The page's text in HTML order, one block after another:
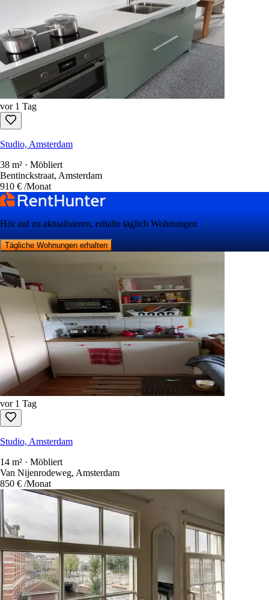
vor 1 Tag
Studio, Amsterdam
38 m² · Möbliert
Bentinckstraat, Amsterdam
910 € /Monat
Hör auf zu aktualisieren, erhalte täglich Wohnungen
Tägliche Wohnungen erhalten
vor 1 Tag
Studio, Amsterdam
14 m² · Möbliert
Van Nijenrodeweg, Amsterdam
850 € /Monat